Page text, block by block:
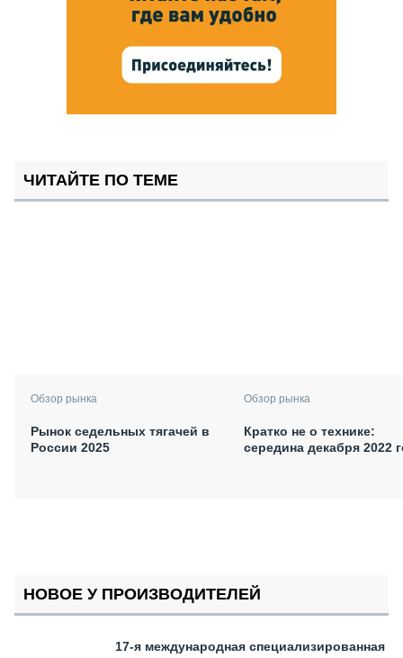
ЧИТАЙТЕ ПО ТЕМЕ
Обзор рынка
Рынок седельных тягачей в
России 2025
Обзор рынка
Кратко не о технике:
середина декабря 2022
НОВОЕ У ПРОИЗВОДИТЕЛЕЙ
17-я международная специализированная